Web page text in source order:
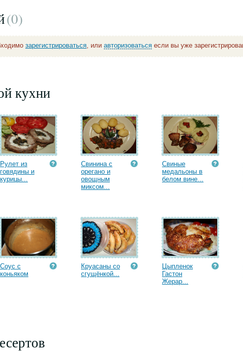
(0)
зарегистрироваться, или авторизоваться если вы уже
кухни
Рулет из
говядины и
курицы...
Свинина с
орегано и
овощным
миксом...
Свиные
медальоны в
белом вине...
Соус с
коньяком
Круасаны со
сгущёнкой...
Цыпленок
Гастон
Жерар...